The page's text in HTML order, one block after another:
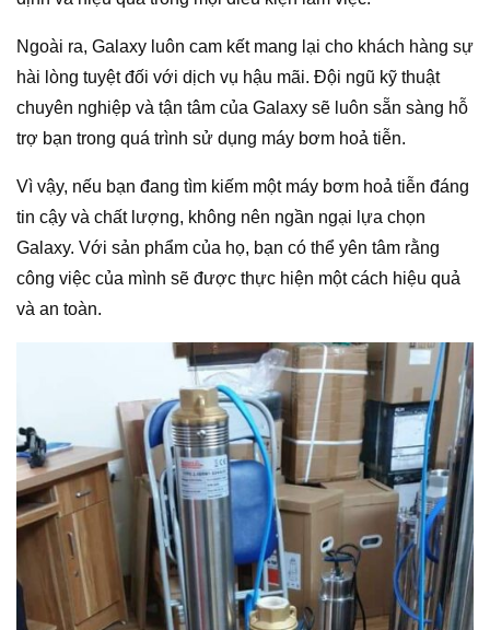
Ngoài ra, Galaxy luôn cam kết mang lại cho khách hàng sự
hài lòng tuyệt đối với dịch vụ hậu mãi. Đội ngũ kỹ thuật
chuyên nghiệp và tận tâm của Galaxy sẽ luôn sẵn sàng hỗ
trợ bạn trong quá trình sử dụng máy bơm hoả tiễn.
Vì vậy, nếu bạn đang tìm kiếm một máy bơm hoả tiễn đáng
tin cậy và chất lượng, không nên ngần ngại lựa chọn
Galaxy. Với sản phẩm của họ, bạn có thể yên tâm rằng
công việc của mình sẽ được thực hiện một cách hiệu quả
và an toàn.